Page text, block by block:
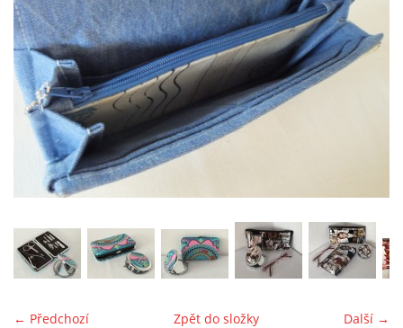
MOJE POSLEDNÍ PRÁCE
© 2025 eStránky.cz
← Předchozí Další →
Zpět do složky